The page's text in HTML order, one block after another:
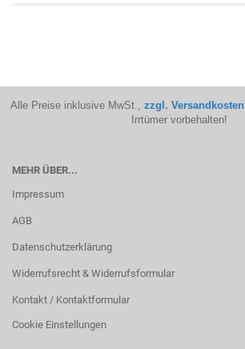
Alle Preise inklusive MwSt., zzgl. Versandkosten
Irrtümer vorbehalten!
MEHR ÜBER...
Impressum
AGB
Datenschutzerklärung
Widerrufsrecht & Widerrufsformular
Kontakt / Kontaktformular
Cookie Einstellungen